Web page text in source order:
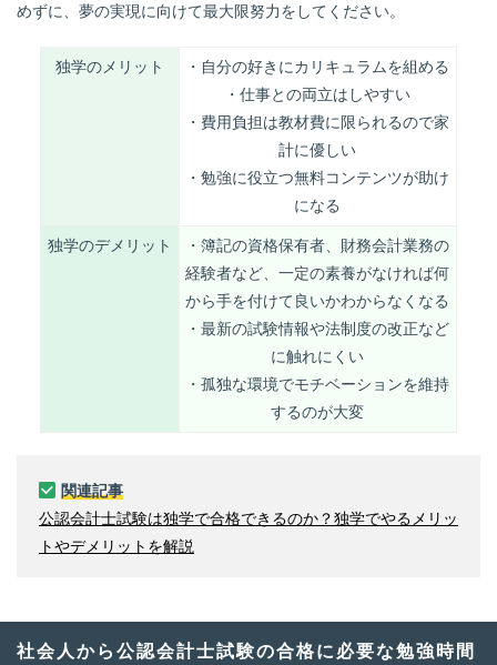
めずに、夢の実現に向けて最大限努力をしてください。
独学のメリット
・自分の好きにカリキュラムを組める
・仕事との両立はしやすい
・費用負担は教材費に限られるので家
計に優しい
・勉強に役立つ無料コンテンツが助け
になる
独学のデメリット
・簿記の資格保有者、財務会計業務の
経験者など、一定の素養がなければ何
から手を付けて良いかわからなくなる
・最新の試験情報や法制度の改正など
に触れにくい
・孤独な環境でモチベーションを維持
するのが大変
関連記事
公認会計士試験は独学で合格できるのか？独学でやるメリッ
トやデメリットを解説
社会人から公認会計士試験の合格に必要な勉強時間